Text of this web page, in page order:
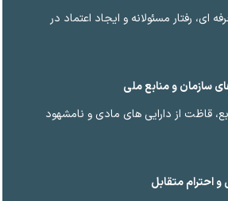
ای، رفتار مسئولانه و ایجاد اعتماد در
سازمان و منابع ملی
قاظت از دارایی های مادی و نامشهود
و احترام متقابل